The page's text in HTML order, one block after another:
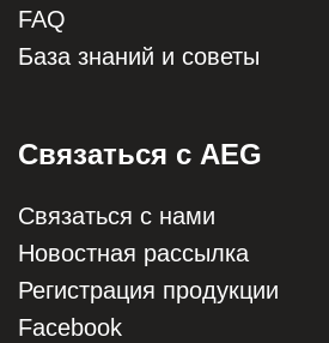
FAQ
База знаний и советы
Связаться с AEG
Связаться с нами
Новостная рассылка
Регистрация продукции
Facebook